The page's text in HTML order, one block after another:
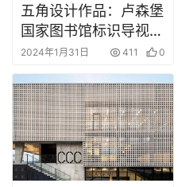
平
面
空
五角设计作品：卢森堡
国家图书馆标识导视设
计
2024年1月31日 411 0